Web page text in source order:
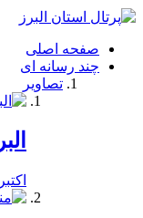
فصد
شرق
تهران
خشکشویی
صفحه اصلی
چند رسانه ای
تصاویر
اکتبر 22, 2019